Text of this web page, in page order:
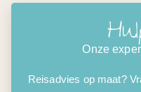
Onze
Reisadvies op maat?